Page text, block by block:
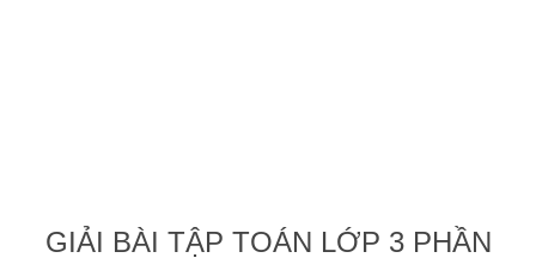
GIẢI BÀI TẬP TOÁN LỚP 3 PHẦN